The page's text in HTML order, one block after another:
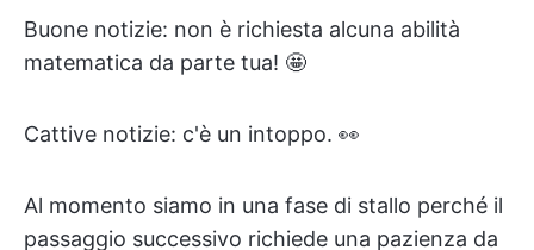
Buone notizie: non è richiesta alcuna abilità
matematica da parte tua! 🤩
Cattive notizie: c'è un intoppo. 👀
Al momento siamo in una fase di stallo perché il
passaggio successivo richiede una pazienza da